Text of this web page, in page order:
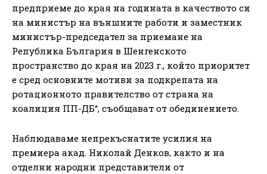
предприеме до края на годината в качеството си
на министър на външните работи и заместник
министър-председател за приемане на
Република България в Шенгенското
пространство до края на 2023 г., който приоритет
е сред основните мотиви за подкрепата на
ротационното правителство от страна на
коалиция ПП-ДБ“, съобщават от обединението.
Наблюдаваме непрекъснатите усилия на
премиера акад. Николай Денков, както и на
отделни народни представители от